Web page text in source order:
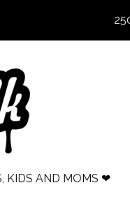
KIDS AND MOMS ❤